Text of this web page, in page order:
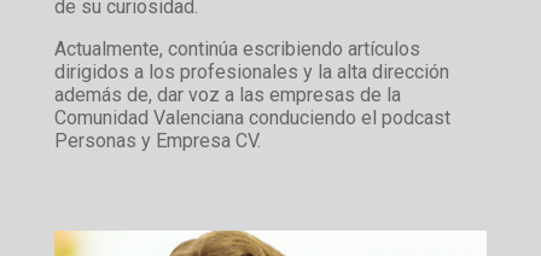
de su curiosidad.
Actualmente, continúa escribiendo artículos
dirigidos a los profesionales y la alta dirección
además de, dar voz a las empresas de la
Comunidad Valenciana conduciendo el podcast
Personas y Empresa CV.